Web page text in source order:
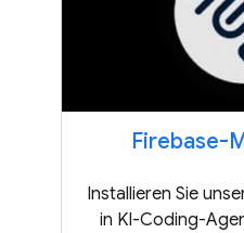
Firebase-
Installieren Sie
in KI-Coding-